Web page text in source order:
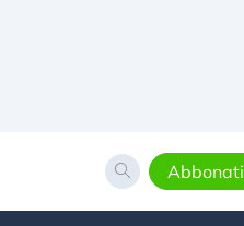
Abbonati